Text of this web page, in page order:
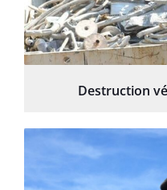
Destruction